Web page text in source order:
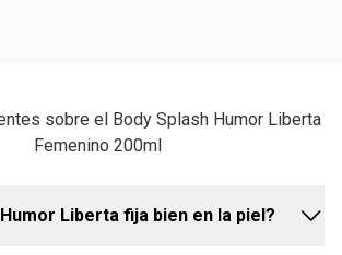
sobre el Body Splash Humor Liberta
Femenino 200ml
Liberta fija bien en la piel?